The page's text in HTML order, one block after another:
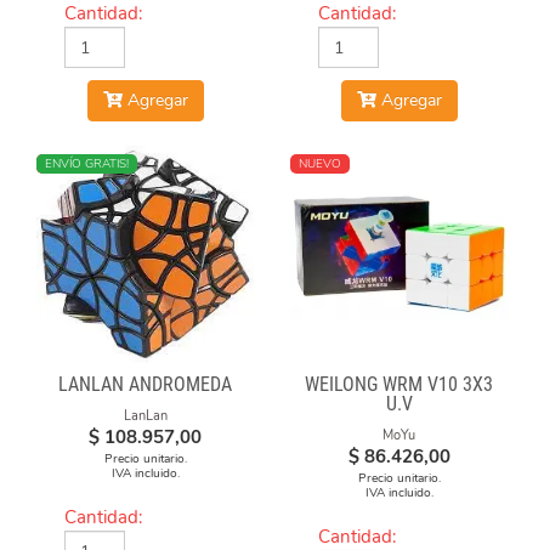
Cantidad:
Agregar
Cantidad:
Agregar
NUEVO
ENVÍO GRATIS!
LANLAN ANDROMEDA
LanLan
$ 108.957,00
Precio unitario.
IVA incluido.
Cantidad:
NUEVO
WEILONG WRM V10 3X3
U.V
MoYu
$ 86.426,00
Precio unitario.
IVA incluido.
Cantidad: